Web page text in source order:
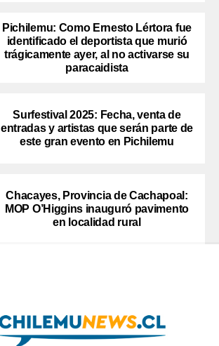
Pichilemu: Como Ernesto Lértora fue
identificado el deportista que murió
trágicamente ayer, al no activarse su
paracaidista
Surfestival 2025: Fecha, venta de
entradas y artistas que serán parte de
este gran evento en Pichilemu
Chacayes, Provincia de Cachapoal:
MOP O’Higgins inauguró pavimento
en localidad rural